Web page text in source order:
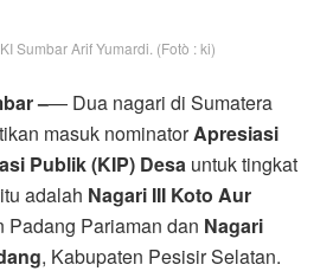
Sumbar Arif Yumardi. (Fotò : ki)
–— Dua nagari di Sumatera
masuk nominatorApresiasi
Publik (KIP) Desa untuk tingkat
adalah Nagari III Koto Aur
Padang Pariaman dan Nagari
, Kabupaten Pesisir Selatan.